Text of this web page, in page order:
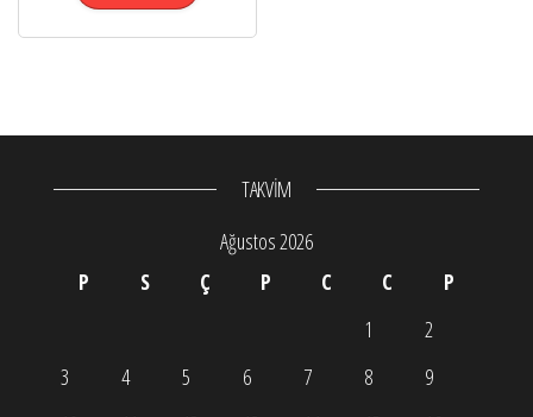
TAKVİM
Ağustos 2026
P
S Ç P C C
P
1
2
3
4 5 6 7 8
9